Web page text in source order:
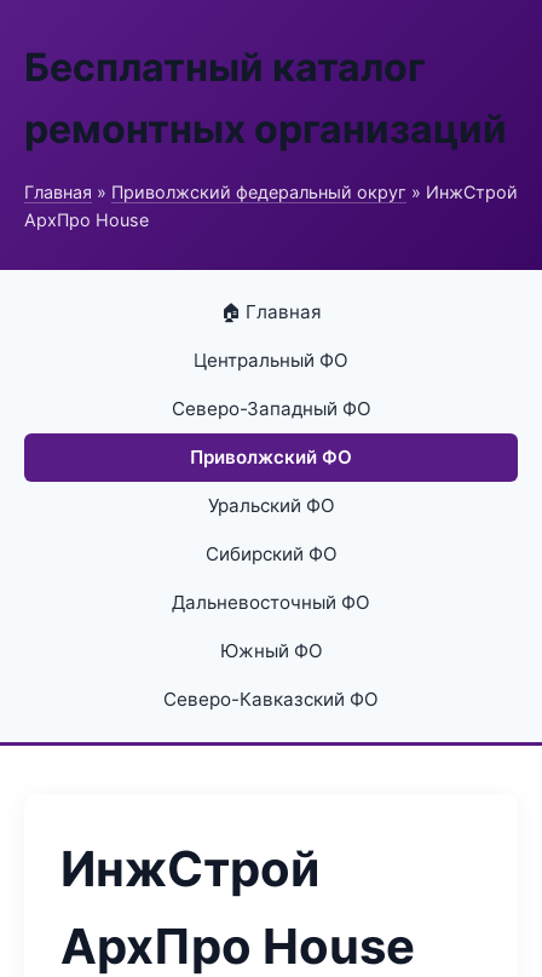
Бесплатный каталог
ремонтных организаций
Главная » Приволжский федеральный округ » ИнжСтрой
АрхПро House
🏠 Главная
Центральный ФО
Северо-Западный ФО
Приволжский ФО
Уральский ФО
Сибирский ФО
Дальневосточный ФО
Южный ФО
Северо-Кавказский ФО
ИнжСтрой
АрхПро House